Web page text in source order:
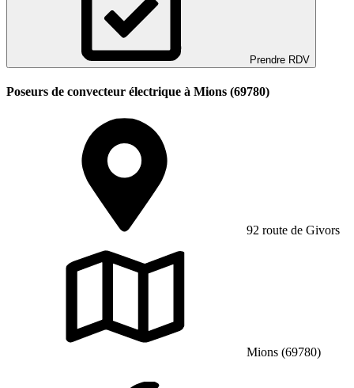
Prendre RDV
Poseurs de convecteur électrique à Mions (69780)
92 route de Givors
Mions (69780)